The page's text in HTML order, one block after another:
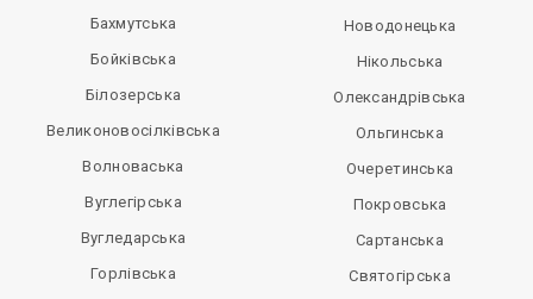
Бахмутська
Бойківська
Білозерська
Великоновосілківська
Волноваська
Вуглегірська
Вугледарська
Горлівська
Новодонецька
Нікольська
Олександрівська
Ольгинська
Очеретинська
Покровська
Сартанська
Святогірська